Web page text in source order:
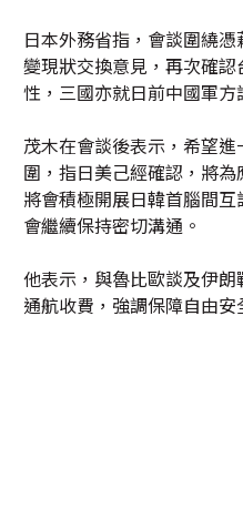
日本外務省指，會談圍繞
變現狀交換意見，再次確
性，三國亦就日前中國軍
茂木在會談後表示，希望
圍，指日美己經確認，將
將會積極開展日韓首腦間
會繼續保持密切溝通。
他表示，與魯比歐談及伊
通航收費，強調保障自由安